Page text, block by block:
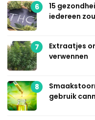
6
15
iedereen
7
Extraatjes
verwennen
8
gebruik